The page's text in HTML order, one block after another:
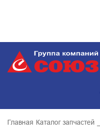
Главная Каталог запчастей